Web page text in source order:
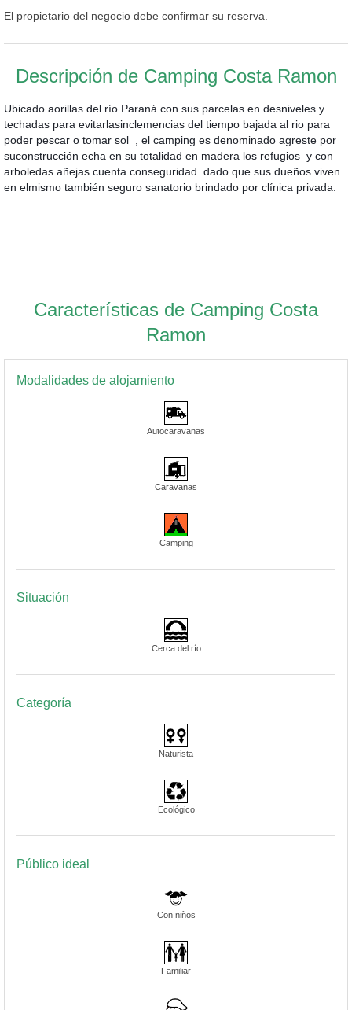
El propietario del negocio debe confirmar su reserva.
Descripción de Camping Costa Ramon
Ubicado aorillas del río Paraná con sus parcelas en desniveles y
techadas para evitarlasinclemencias del tiempo bajada al rio para
poder pescar o tomar sol , el camping es denominado agreste por
suconstrucción echa en su totalidad en madera los refugios y con
arboledas añejas cuenta conseguridad dado que sus dueños viven
en elmismo también seguro sanatorio brindado por clínica privada.
Características de Camping Costa
Ramon
Modalidades de alojamiento
Autocaravanas
Caravanas
Camping
Situación
Cerca del río
Categoría
Naturista
Ecológico
Público ideal
Con niños
Familiar